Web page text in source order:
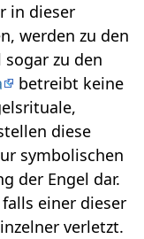
in dieser
werden zu den
zu den
betreibt keine
diese
symbolischen
der Engel dar.
falls einer dieser
verletzt.